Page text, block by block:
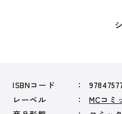
ISBNコード
レーベル
MCコミ